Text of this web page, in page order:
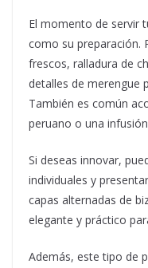
El momento de servir
como su preparación.
frescos, ralladura de
detalles de merengue
También es común
peruano o una
Si deseas innovar,
individuales y
capas alternadas de
elegante y práctico
Además, este tipo de